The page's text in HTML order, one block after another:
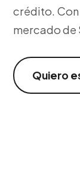
crédito.
mercado de
Quiero